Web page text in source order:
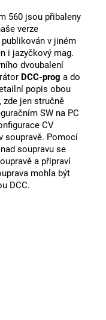
560 jsou přibaleny
verze
v jiném
i jazyčkový mag.
dvoubalení
DCC-prog a do
popis obou
zde jen stručně
SW na PC
CV
soupravě. Pomocí
soupravu se
a připraví
mohla být
DCC.